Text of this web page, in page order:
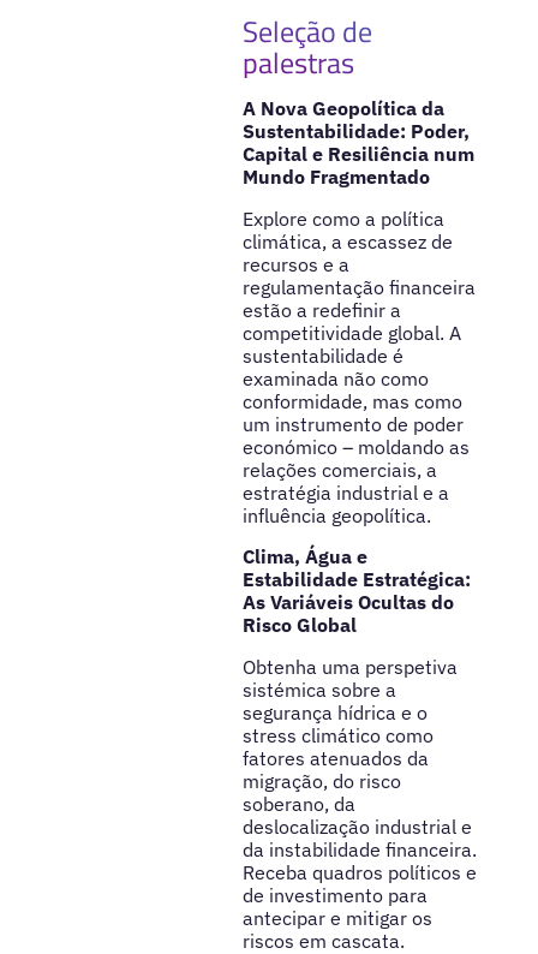
Seleção de
palestras
A Nova Geopolítica da
Sustentabilidade: Poder,
Capital e Resiliência num
Mundo Fragmentado
Explore como a política
climática, a escassez de
recursos e a
regulamentação financeira
estão a redefinir a
competitividade global. A
sustentabilidade é
examinada não como
conformidade, mas como
um instrumento de poder
económico – moldando as
relações comerciais, a
estratégia industrial e a
influência geopolítica.
Clima, Água e
Estabilidade Estratégica:
As Variáveis Ocultas do
Risco Global
Obtenha uma perspetiva
sistémica sobre a
segurança hídrica e o
stress climático como
fatores atenuados da
migração, do risco
soberano, da
deslocalização industrial e
da instabilidade financeira.
Receba quadros políticos e
de investimento para
antecipar e mitigar os
riscos em cascata.